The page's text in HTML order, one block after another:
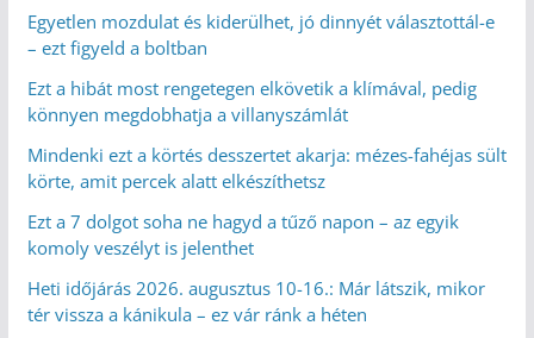
Egyetlen mozdulat és kiderülhet, jó dinnyét választottál-e
– ezt figyeld a boltban
Ezt a hibát most rengetegen elkövetik a klímával, pedig
könnyen megdobhatja a villanyszámlát
Mindenki ezt a körtés desszertet akarja: mézes-fahéjas sült
körte, amit percek alatt elkészíthetsz
Ezt a 7 dolgot soha ne hagyd a tűző napon – az egyik
komoly veszélyt is jelenthet
Heti időjárás 2026. augusztus 10-16.: Már látszik, mikor
tér vissza a kánikula – ez vár ránk a héten